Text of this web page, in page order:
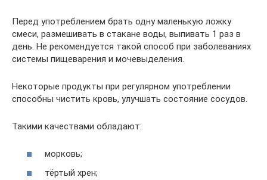
Перед употреблением брать одну маленькую ложку
смеси, размешивать в стакане воды, выпивать 1 раз в
день. Не рекомендуется такой способ при заболеваниях
системы пищеварения и мочевыделения.
Некоторые продукты при регулярном употреблении
способны чистить кровь, улучшать состояние сосудов.
Такими качествами обладают:
морковь;
тёртый хрен;